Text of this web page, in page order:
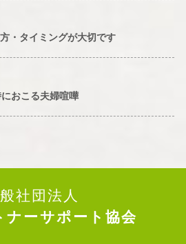
・タイミングが大切です
おこる夫婦喧嘩
社団法人
ナーサポート協会